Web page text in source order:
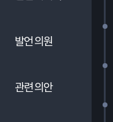
발언 의원
관련 의안